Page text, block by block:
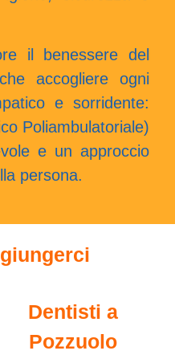
il benessere del
accogliere ogni
e sorridente:
Poliambulatoriale)
e un approccio
persona.
Dentisti a
Pozzuolo